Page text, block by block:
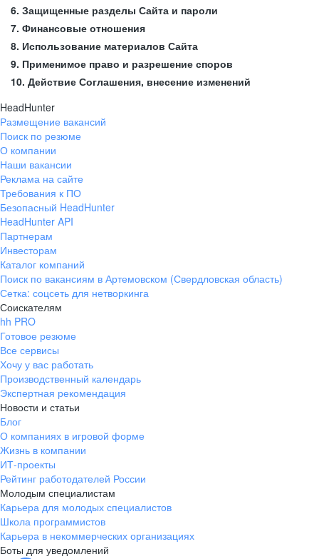
6. Защищенные разделы Сайта и пароли
7. Финансовые отношения
8. Использование материалов Сайта
9. Применимое право и разрешение споров
10. Действие Соглашения, внесение изменений
HeadHunter
Размещение вакансий
Поиск по резюме
О компании
Наши вакансии
Реклама на сайте
Требования к ПО
Безопасный HeadHunter
HeadHunter API
Партнерам
Инвесторам
Каталог компаний
Поиск по вакансиям в Артемовском (Свердловская область)
Сетка: соцсеть для нетворкинга
Соискателям
hh PRO
Готовое резюме
Все сервисы
Хочу у вас работать
Производственный календарь
Экспертная рекомендация
Новости и статьи
Блог
О компаниях в игровой форме
Жизнь в компании
ИТ-проекты
Рейтинг работодателей России
Молодым специалистам
Карьера для молодых специалистов
Школа программистов
Карьера в некоммерческих организациях
Боты для уведомлений